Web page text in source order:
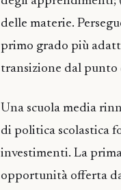
delle materie.
primo grado più
transizione dal punto
Una scuola media
di politica scolastica
investimenti. La
opportunità offerta